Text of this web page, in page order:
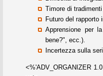
Timore di
Futuro del rapporto
Apprensione per
bene?", ecc.).
Incertezza sulla
<%'ADV_ORGANIZER